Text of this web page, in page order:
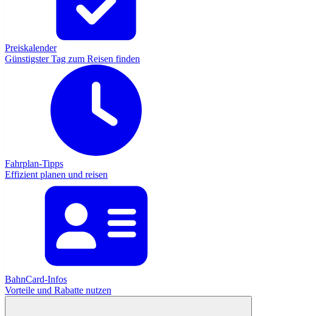
Preiskalender
Günstigster Tag zum Reisen finden
Fahrplan-Tipps
Effizient planen und reisen
BahnCard-Infos
Vorteile und Rabatte nutzen